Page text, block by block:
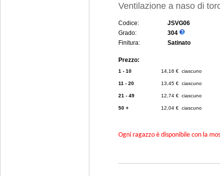
Ventilazione a naso di
Codice:
JSVG06
Grado:
304
Finitura:
Satinato
Prezzo:
1 - 10 14,16 € ciascuno
11 - 20 13,45 € ciascuno
21 - 49 12,74 € ciascuno
50 + 12,04 € ciascuno
Ogni ragazzo è disponibile con la